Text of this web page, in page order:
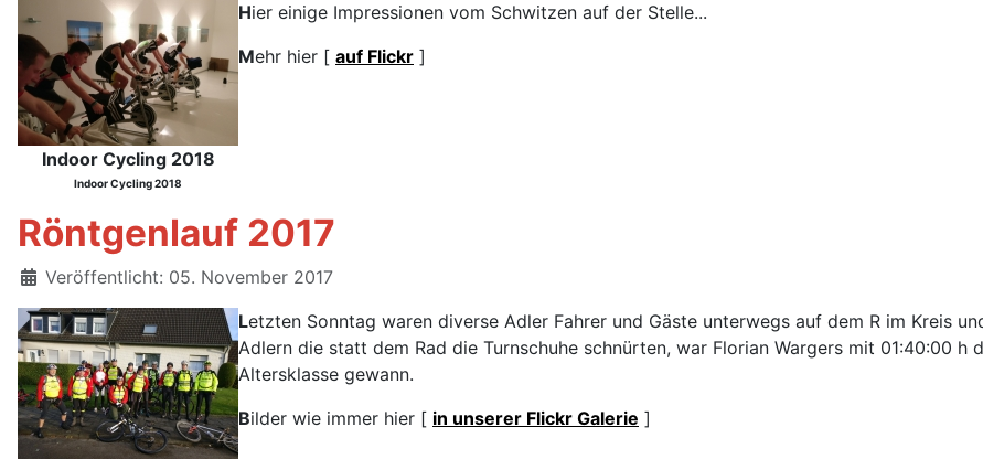
Indoor Cycling 2018
Indoor Cycling 2018
Hier einige Impressionen vom Schwitzen auf der Stelle...
Mehr hier [ auf Flickr ]
Röntgenlauf 2017
Details
Veröffentlicht: 05. November 2017
Letzten Sonntag waren diverse Adler Fahrer und Gäste unterwegs auf dem R im Kreis
Adlern die statt dem Rad die Turnschuhe schnürten, war Florian Wargers mit 01:40:00
Altersklasse gewann.
Bilder wie immer hier [ in unserer Flickr Galerie ]